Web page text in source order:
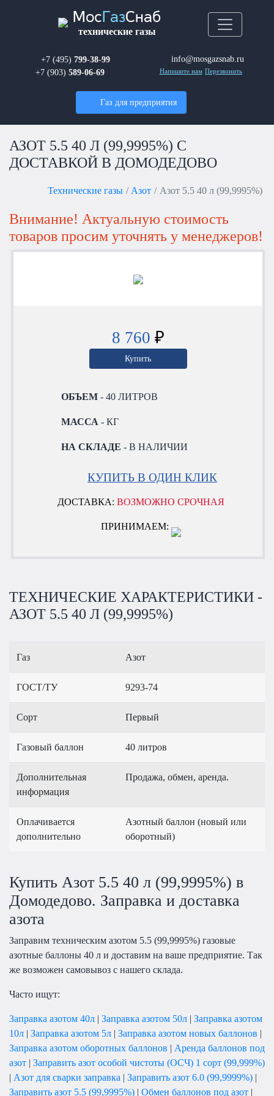
Мос ГазСнаб
технические газы
+7 (495) 799-38-99
+7 (903) 589-06-69
info@mosgazsnab.ru
Напишите нам Перезвонить
Газ для предприятия
АЗОТ 5.5 40 Л (99,9995%) С
ДОСТАВКОЙ В ДОМОДЕДОВО
Технические газы Азот Азот 5.5 40 л (99,9995%)
Внимание! Актуальную стоимость
товаров просим уточнять у менеджеров!
8 760 ₽
Купить
ОБЪЕМ - 40 ЛИТРОВ
МАССА - КГ
НА СКЛАДЕ - В НАЛИЧИИ
КУПИТЬ В ОДИН КЛИК
ДОСТАВКА:ВОЗМОЖНО СРОЧНАЯ
ПРИНИМАЕМ:
ТЕХНИЧЕСКИЕ ХАРАКТЕРИСТИКИ -
АЗОТ 5.5 40 Л (99,9995%)
Газ Азот
ГОСТ/ТУ 9293-74
Сорт Первый
Газовый баллон 40 литров
Дополнительная
информация
Продажа, обмен, аренда.
Оплачивается
дополнительно
Азотный баллон (новый или
оборотный)
Купить Азот 5.5 40 л (99,9995%) в
Домодедово. Заправка и доставка
азота
Заправим техническим азотом 5.5 (99,9995%) газовые
азотные баллоны 40 л и доставим на ваше предприятие. Так
же возможен самовывоз с нашего склада.
Часто ищут:
Заправка азотом 40л | Заправка азотом 50л | Заправка азотом
10л | Заправка азотом 5л | Заправка азотом новых баллонов |
Заправка азотом оборотных баллонов | Аренда баллонов под
азот | Заправить азот особой чистоты (ОСЧ) 1 сорт (99,999%)
| Азот для сварки заправка | Заправить азот 6.0 (99,9999%) |
Заправить азот 5.5 (99,9995%) | Обмен баллонов под азот |